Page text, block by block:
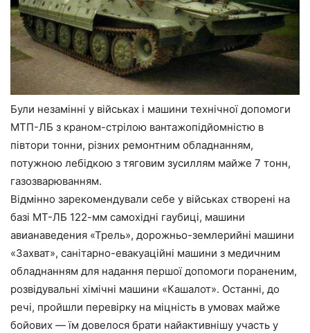
Були незамінні у військах і машини технічної допомоги
МТП-ЛБ з краном-стрілою вантажопідйомністю в
півтори тонни, різних ремонтним обладнанням,
потужною лебідкою з тяговим зусиллям майже 7 тонн,
газозварюванням.
Відмінно зарекомендували себе у військах створені на
базі МТ-ЛБ 122-мм самохідні гаубиці, машини
авианаведения «Трель», дорожньо-землерийні машини
«Захват», санітарно-евакуаційні машини з медичним
обладнанням для надання першої допомоги пораненим,
розвідувальні хімічні машини «Кашалот». Останні, до
речі, пройшли перевірку на міцність в умовах майже
бойових — їм довелося брати найактивнішу участь у